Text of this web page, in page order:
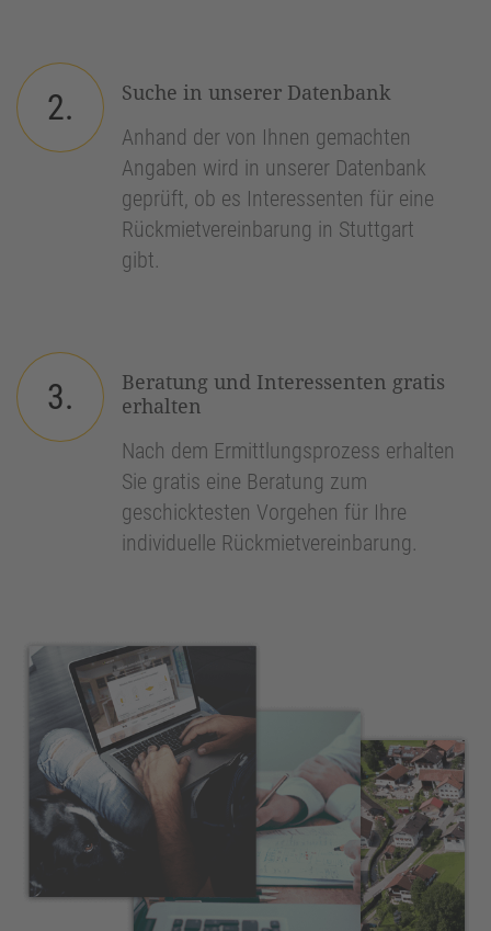
2.
Suche in unserer Datenbank
Anhand der von Ihnen gemachten
Angaben wird in unserer Datenbank
geprüft, ob es Interessenten für eine
Rückmietvereinbarung in Stuttgart
gibt.
3.
Beratung und Interessenten gratis
erhalten
Nach dem Ermittlungsprozess erhalten
Sie gratis eine Beratung zum
geschicktesten Vorgehen für Ihre
individuelle Rückmietvereinbarung.